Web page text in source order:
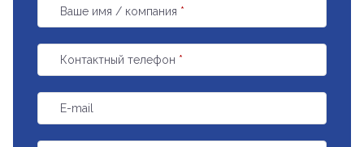
Ваше имя / компания *
Контактный телефон *
E-mail